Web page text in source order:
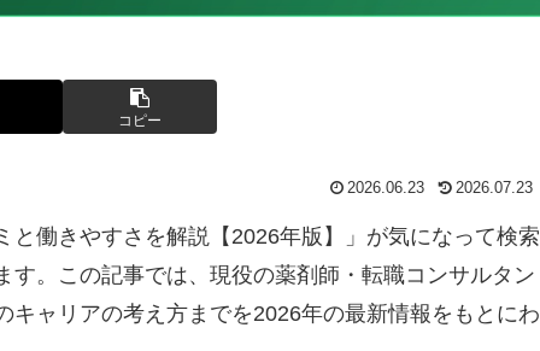
コピー
2026.06.23 2026.07.23
と働きやすさを解説【2026年版】」が気になって検索
す。この記事では、現役の薬剤師・転職コンサルタン
キャリアの考え方までを2026年の最新情報をもとにわ